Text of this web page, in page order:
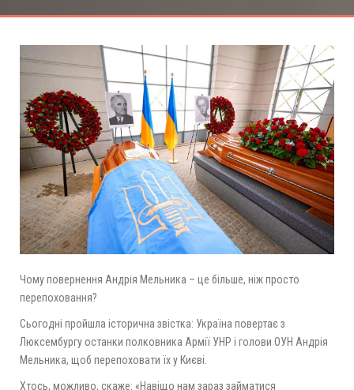
Чому повернення Андрія Мельника – це більше, ніж просто
перепоховання?
Сьогодні пройшла історична звістка: Україна повертає з
Люксембургу останки полковника Армії УНР і голови ОУН Андрія
Мельника, щоб перепоховати їх у Києві.
Хтось, можливо, скаже: «Навіщо нам зараз займатися